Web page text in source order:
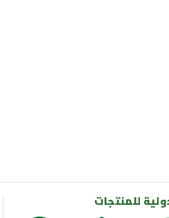
للمنتجات